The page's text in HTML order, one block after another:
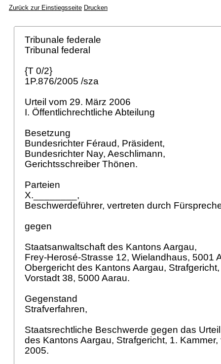
Zurück zur Einstiegsseite Drucken
Tribunale federale
Tribunal federal
{T 0/2}
1P.876/2005 /sza
Urteil vom 29. März 2006
I. Öffentlichrechtliche Abteilung
Besetzung
Bundesrichter Féraud, Präsident,
Bundesrichter Nay, Aeschlimann,
Gerichtsschreiber Thönen.
Parteien
X.________,
Beschwerdeführer, vertreten durch
gegen
Staatsanwaltschaft des Kantons Aargau,
Frey-Herosé-Strasse 12, Wielandhaus, 5001
Obergericht des Kantons Aargau,
Vorstadt 38, 5000 Aarau.
Gegenstand
Strafverfahren,
Staatsrechtliche Beschwerde gegen das
des Kantons Aargau, Strafgericht, 1.
2005.